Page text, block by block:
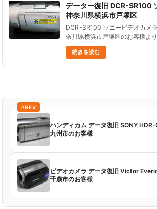
データー復旧 DCR-SR100
神奈川県横浜市戸塚区
DCR-SR100 ソニービデオカメ
奈川県横浜市戸塚区のお客様よ
誤ってフォーマットした。 ●デ
９の静止画ファイル、 ２９５の
時間およ......
続きを読む
PREV
ハンディカム データ復旧 SONY
九州市のお客様
ビデオカメラ データ復旧 Victor
千歳市のお客様